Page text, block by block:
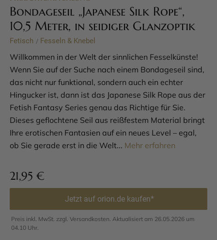
Bondageseil „Japanese Silk Rope“,
10,5 Meter, in seidiger Glanzoptik
Fetisch / Fesseln & Knebel
Willkommen in der Welt der sinnlichen Fesselkünste!
Wenn Sie auf der Suche nach einem Bondageseil sind,
das nicht nur funktional, sondern auch ein echter
Hingucker ist, dann ist das Japanese Silk Rope aus der
Fetish Fantasy Series genau das Richtige für Sie.
Dieses geflochtene Seil aus reißfestem Material bringt
Ihre erotischen Fantasien auf ein neues Level – egal,
ob Sie gerade erst in die Welt... Mehr erfahren
21,95 €
Jetzt auf orion.de kaufen*
Preis inkl. MwSt. zzgl. Versandkosten. Aktualisiert am 26.05.2026 um
04.10 Uhr.